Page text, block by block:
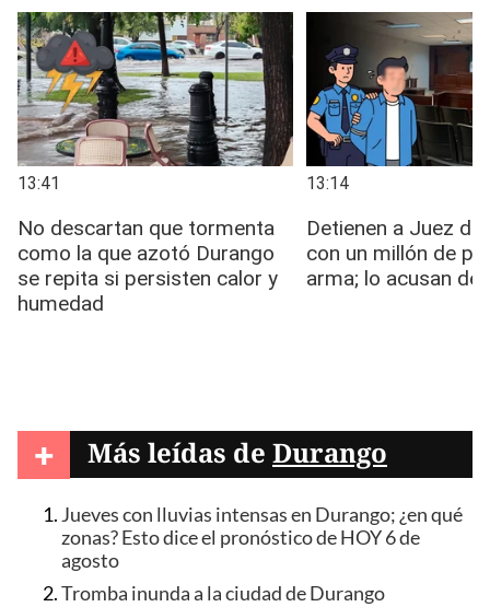
+ Más leídas de Durango
Jueves con lluvias intensas en Durango; ¿en qué
zonas? Esto dice el pronóstico de HOY 6 de
agosto
Tromba inunda a la ciudad de Durango